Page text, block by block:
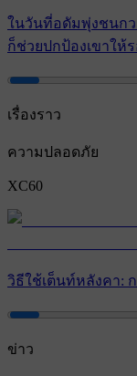
ในวันที่อดัมพุ่งชนกว
ก็ช่วยปกป้องเขาให้
เรื่องราว
ความปลอดภัย
XC60
วิธีใช้เต็นท์หลังคา:
ข่าว